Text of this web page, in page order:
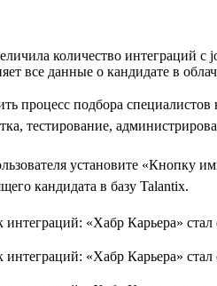
количество интеграций
все данные о кандидате в
процесс подбора
тестирование,
установите «Кнопку
кандидата в базу Talantix.